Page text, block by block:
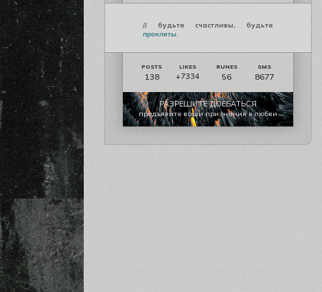
// будьте счастливы, будьте
прокляты.
138 +7334 56 8677
РАЗРЕШИТЕ ДОЕБАТЬСЯ
предъявите ваши признания в любви